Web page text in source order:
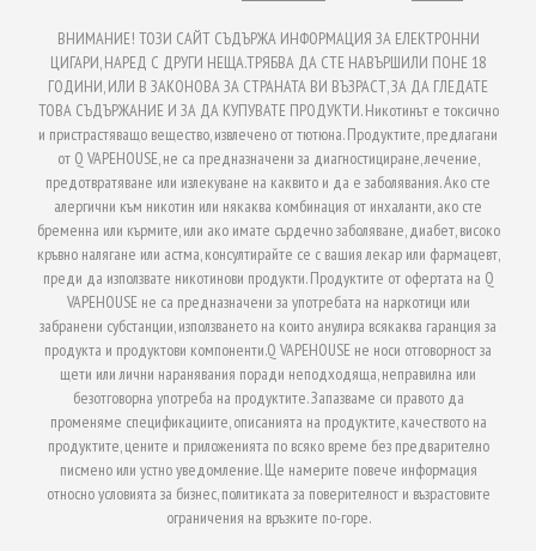
ВНИМАНИЕ! ТОЗИ САЙТ СЪДЪРЖА ИНФОРМАЦИЯ ЗА ЕЛЕКТРОННИ
ЦИГАРИ, НАРЕД С ДРУГИ НЕЩА.ТРЯБВА ДА СТЕ НАВЪРШИЛИ ПОНЕ 18
ГОДИНИ, ИЛИ В ЗАКОНОВА ЗА СТРАНАТА ВИ ВЪЗРАСТ, ЗА ДА ГЛЕДАТЕ
ТОВА СЪДЪРЖАНИЕ И ЗА ДА КУПУВАТЕ ПРОДУКТИ. Никотинът е токсично
и пристрастяващо вещество, извлечено от тютюна. Продуктите, предлагани
от Q VAPEHOUSE, не са предназначени за диагностициране, лечение,
предотвратяване или излекуване на каквито и да е заболявания. Ако сте
алергични към никотин или някаква комбинация от инхаланти, ако сте
бременна или кърмите, или ако имате сърдечно заболяване, диабет, високо
кръвно налягане или астма, консултирайте се с вашия лекар или фармацевт,
преди да използвате никотинови продукти. Продуктите от офертата на Q
VAPEHOUSE не са предназначени за употребата на наркотици или
забранени субстанции, използването на които анулира всякаква гаранция за
продукта и продуктови компоненти.Q VAPEHOUSE не носи отговорност за
щети или лични наранявания поради неподходяща, неправилна или
безотговорна употреба на продуктите. Запазваме си правото да
променяме спецификациите, описанията на продуктите, качеството на
продуктите, цените и приложенията по всяко време без предварително
писмено или устно уведомление. Ще намерите повече информация
относно условията за бизнес, политиката за поверителност и възрастовите
ограничения на връзките по-горе.